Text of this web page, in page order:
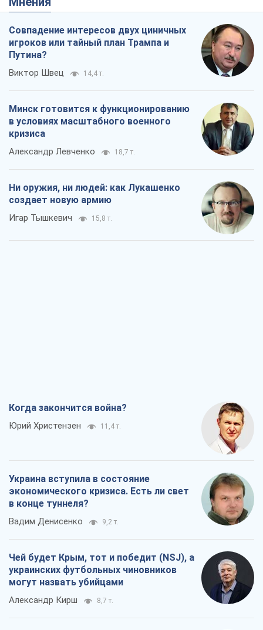
Совпадение интересов двух циничных
игроков или тайный план Трампа и
Путина?
Виктор Швец 14,4 т.
Минск готовится к функционированию
в условиях масштабного военного
кризиса
Александр Левченко 18,7 т.
Ни оружия, ни людей: как Лукашенко
создает новую армию
Игар Тышкевич 15,8 т.
Когда закончится война?
Юрий Христензен 11,4 т.
Украина вступила в состояние
экономического кризиса. Есть ли свет
в конце туннеля?
Вадим Денисенко 9,2 т.
Чей будет Крым, тот и победит (NSJ), а
украинских футбольных чиновников
могут назвать убийцами
Александр Кирш 8,7 т.